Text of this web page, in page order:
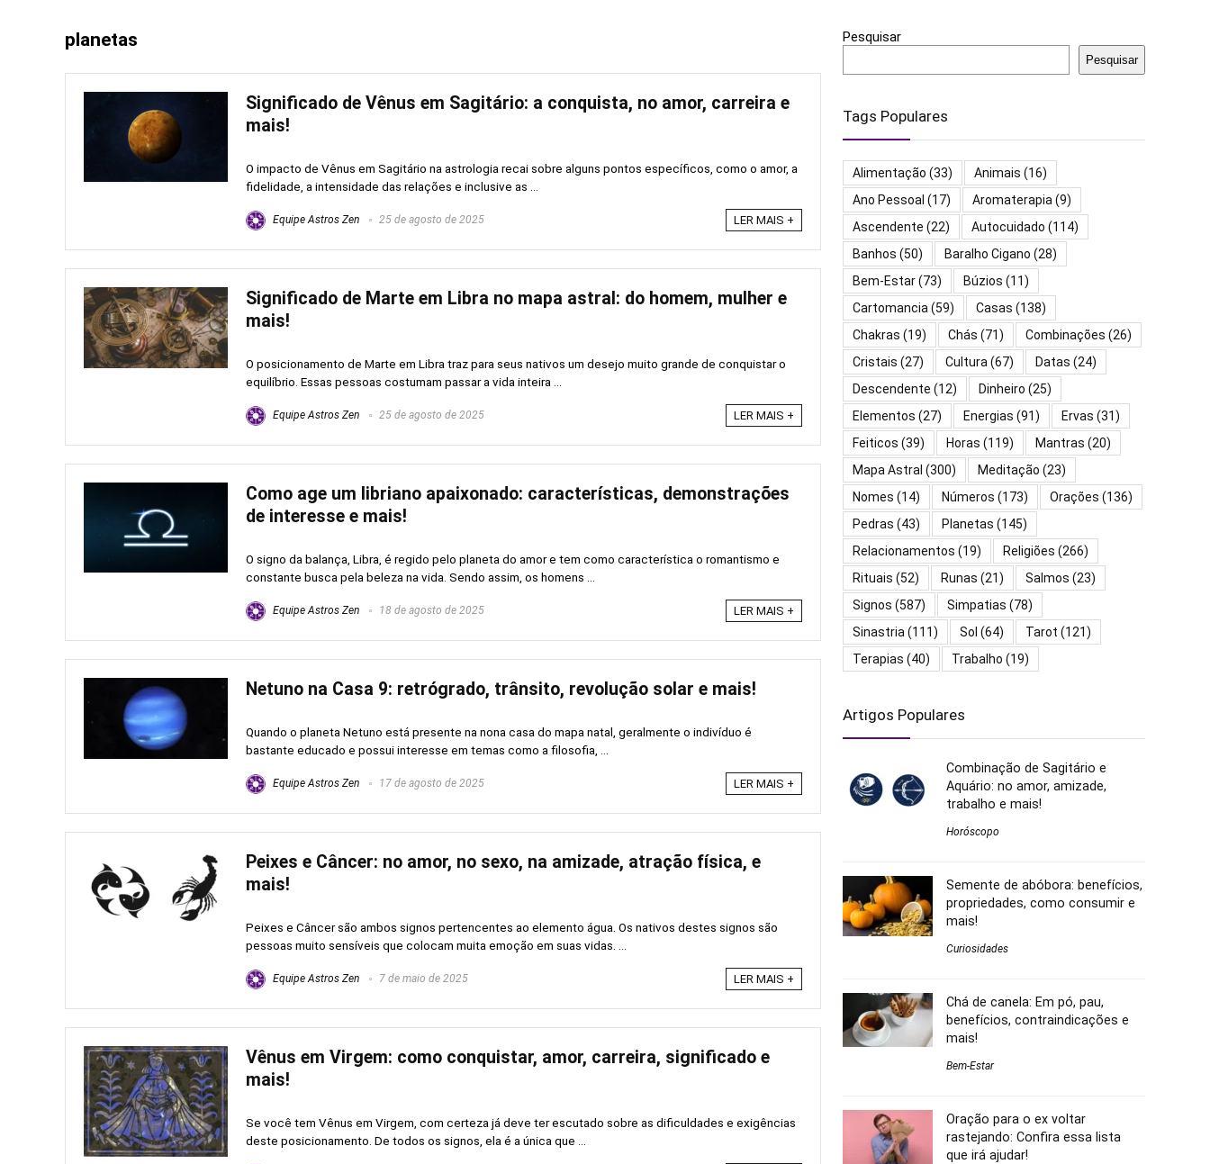
planetas
Significado de Vênus em Sagitário: a conquista, no amor, carreira e
mais!
O impacto de Vênus em Sagitário na astrologia recai sobre alguns pontos específicos, como o amor, a
fidelidade, a intensidade das relações e inclusive as ...
Equipe Astros Zen 25 de agosto de 2025 LER MAIS +
Significado de Marte em Libra no mapa astral: do homem, mulher e
mais!
O posicionamento de Marte em Libra traz para seus nativos um desejo muito grande de conquistar o
equilíbrio. Essas pessoas costumam passar a vida inteira ...
Equipe Astros Zen 25 de agosto de 2025 LER MAIS +
Como age um libriano apaixonado: características, demonstrações
de interesse e mais!
O signo da balança, Libra, é regido pelo planeta do amor e tem como característica o romantismo e
constante busca pela beleza na vida. Sendo assim, os homens ...
Equipe Astros Zen 18 de agosto de 2025 LER MAIS +
Netuno na Casa 9: retrógrado, trânsito, revolução solar e mais!
Quando o planeta Netuno está presente na nona casa do mapa natal, geralmente o indivíduo é
bastante educado e possui interesse em temas como a filosofia, ...
Equipe Astros Zen 17 de agosto de 2025 LER MAIS +
Peixes e Câncer: no amor, no sexo, na amizade, atração física, e
mais!
Peixes e Câncer são ambos signos pertencentes ao elemento água. Os nativos destes signos são
pessoas muito sensíveis que colocam muita emoção em suas vidas. ...
Equipe Astros Zen 7 de maio de 2025 LER MAIS +
Vênus em Virgem: como conquistar, amor, carreira, significado e
mais!
Se você tem Vênus em Virgem, com certeza já deve ter escutado sobre as dificuldades e exigências
deste posicionamento. De todos os signos, ela é a única que ...
Pesquisar
Pesquisar
Tags Populares
Alimentação (33) Animais (16)
Ano Pessoal (17) Aromaterapia(9)
Ascendente (22) Autocuidado (114)
Banhos (50) Baralho Cigano (28)
Bem-Estar(73) Búzios (11)
Cartomancia(59) Casas (138)
Chakras (19) Chás (71) Combinações (26)
Cristais (27) Cultura(67) Datas (24)
Descendente (12) Dinheiro (25)
Elementos (27) Energias (91) Ervas (31)
Feiticos (39) Horas (119) Mantras (20)
Mapa Astral (300) Meditação (23)
Nomes (14) Números (173) Orações (136)
Pedras (43) Planetas (145)
Relacionamentos (19) Religiões (266)
Rituais (52) Runas (21) Salmos (23)
Signos (587) Simpatias (78)
Sinastria(111) Sol (64) Tarot (121)
Terapias (40) Trabalho (19)
Artigos Populares
Combinação de Sagitário e
Aquário: no amor, amizade,
trabalho e mais!
Horóscopo
Semente de abóbora: benefícios,
propriedades, como consumir e
mais!
Curiosidades
Chá de canela: Em pó, pau,
benefícios, contraindicações e
mais!
Bem-Estar
Oração para o ex voltar
rastejando: Confira essa lista
que irá ajudar!